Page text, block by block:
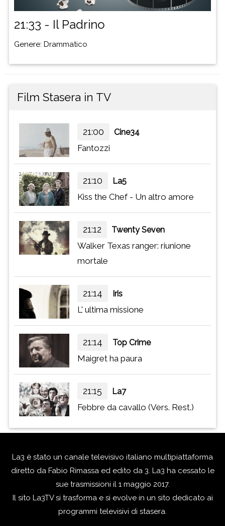
21:33 - Il Padrino
Genere: Drammatico
Film Stasera in TV
21:00 Cine34
Fantozzi
21:10 La5
Kiss the Chef - Un altro amore
21:12 Twenty Seven
Walker Texas ranger: riunione
mortale
21:14 Iris
L' ultima missione
21:14 Top Crime
Maigret ha paura
21:15 La7
Febbre da cavallo (Vers. Rest.)
La3 è stato un canale televisivo italiano multipiattaforma
diretto da Fabio Rimassa ed edito da 3. La3 ha cessato le
sue trasmissioni il 1 maggio 2017.
Il sito La3TV si trasforma e si evolve in un sito dedicato ai
programmi televisivi di stasera.